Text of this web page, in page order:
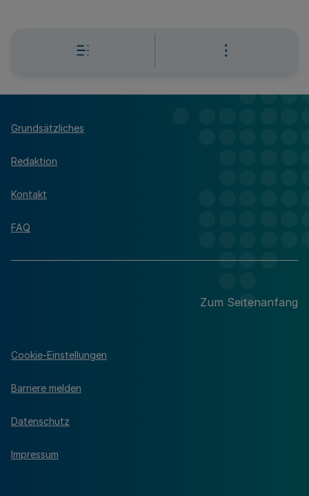
Grundsätzliches
Redaktion
Kontakt
FAQ
Zum Seitenanfang
Cookie-Einstellungen
Barriere melden
Datenschutz
Impressum